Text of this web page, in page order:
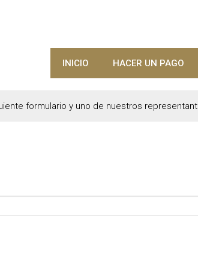
INICIO HACER UN PAGO
formulario y uno de nuestros